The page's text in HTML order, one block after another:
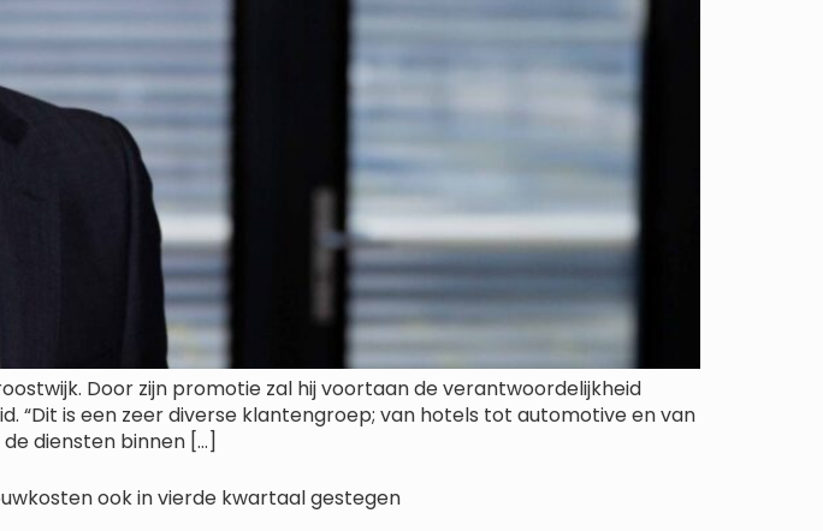
Door zijn promotie zal hij voortaan de verantwoordelijkheid
is een zeer diverse klantengroep; van hotels tot automotive en van
diensten binnen […]
ook in vierde kwartaal gestegen